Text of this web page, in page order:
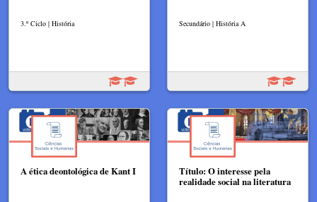
3.º Ciclo | História Secundário | História A
A ética deontológica de Kant I
Título: O interesse pela
realidade social na literatura